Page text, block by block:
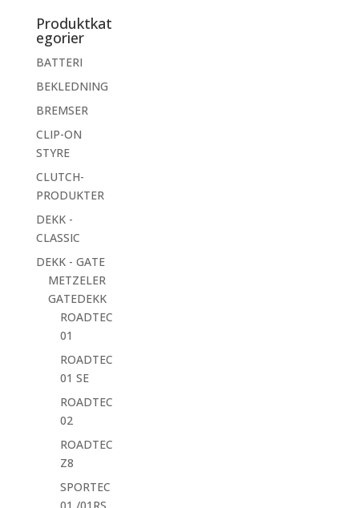
Produktkat
egorier
BATTERI
BEKLEDNING
BREMSER
CLIP-ON
STYRE
CLUTCH-
PRODUKTER
DEKK -
CLASSIC
DEKK - GATE
METZELER
GATEDEKK
ROADTEC
01
ROADTEC
01 SE
ROADTEC
02
ROADTEC
Z8
SPORTEC